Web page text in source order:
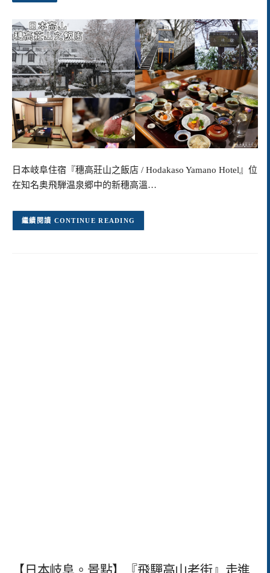
日本岐阜住宿『穗高莊山之飯店 / Hodakaso Yamano Hotel』位
在知名奥飛騨温泉郷中的新穗高溫…
CONTINUE READING
【日本岐阜。景點】『飛驒高山老街』走進